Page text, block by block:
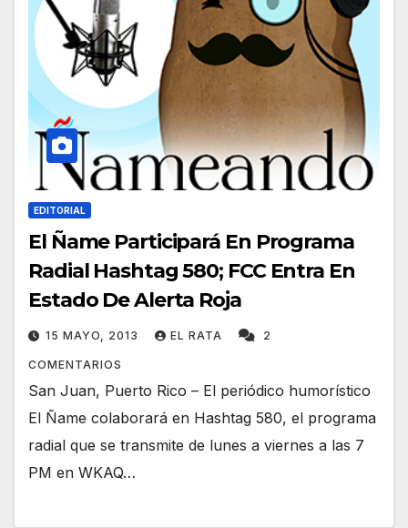
EDITORIAL
El Ñame Participará En Programa
Radial Hashtag 580; FCC Entra En
Estado De Alerta Roja
15 MAYO, 2013 EL RATA 2
COMENTARIOS
San Juan, Puerto Rico – El periódico humorístico
El Ñame colaborará en Hashtag 580, el programa
radial que se transmite de lunes a viernes a las 7
PM en WKAQ…